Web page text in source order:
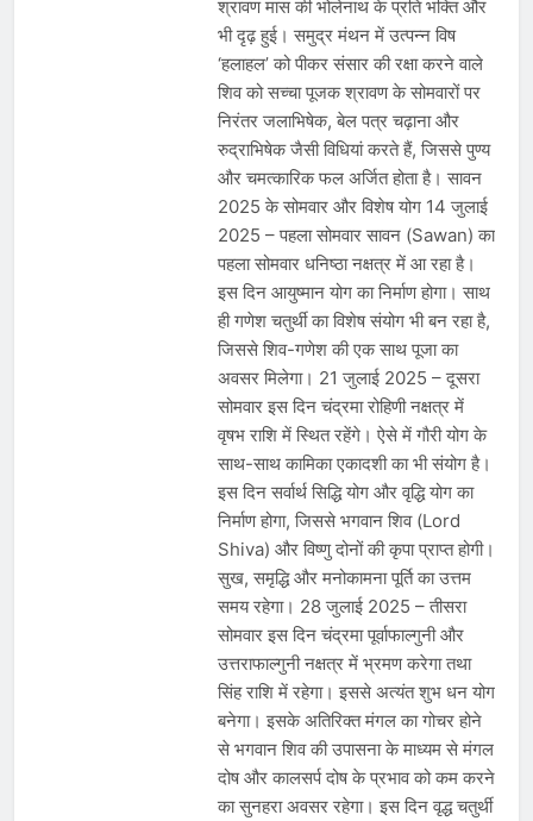
श्रावण मास की भोलेनाथ के प्रति भक्ति और
भी दृढ़ हुई। समुद्र मंथन में उत्पन्न विष
‘हलाहल’ को पीकर संसार की रक्षा करने वाले
शिव को सच्चा पूजक श्रावण के सोमवारों पर
निरंतर जलाभिषेक, बेल पत्र चढ़ाना और
रुद्राभिषेक जैसी विधियां करते हैं, जिससे पुण्य
और चमत्कारिक फल अर्जित होता है। सावन
2025 के सोमवार और विशेष योग 14 जुलाई
2025 – पहला सोमवार सावन (Sawan) का
पहला सोमवार धनिष्ठा नक्षत्र में आ रहा है।
इस दिन आयुष्मान योग का निर्माण होगा। साथ
ही गणेश चतुर्थी का विशेष संयोग भी बन रहा है,
जिससे शिव-गणेश की एक साथ पूजा का
अवसर मिलेगा। 21 जुलाई 2025 – दूसरा
सोमवार इस दिन चंद्रमा रोहिणी नक्षत्र में
वृषभ राशि में स्थित रहेंगे। ऐसे में गौरी योग के
साथ-साथ कामिका एकादशी का भी संयोग है।
इस दिन सर्वार्थ सिद्धि योग और वृद्धि योग का
निर्माण होगा, जिससे भगवान शिव (Lord
Shiva) और विष्णु दोनों की कृपा प्राप्त होगी।
सुख, समृद्धि और मनोकामना पूर्ति का उत्तम
समय रहेगा। 28 जुलाई 2025 – तीसरा
सोमवार इस दिन चंद्रमा पूर्वाफाल्गुनी और
उत्तराफाल्गुनी नक्षत्र में भ्रमण करेगा तथा
सिंह राशि में रहेगा। इससे अत्यंत शुभ धन योग
बनेगा। इसके अतिरिक्त मंगल का गोचर होने
से भगवान शिव की उपासना के माध्यम से मंगल
दोष और कालसर्प दोष के प्रभाव को कम करने
का सुनहरा अवसर रहेगा। इस दिन वृद्ध चतुर्थी